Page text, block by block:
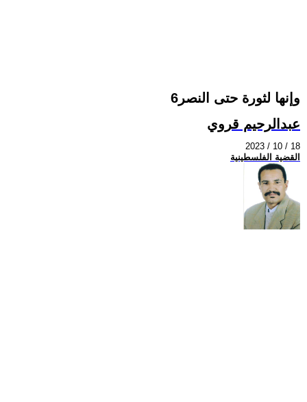
وإنها لثورة حتى النصر6
عبدالرحيم قروي
2023 / 10 / 18
القضية الفلسطينية